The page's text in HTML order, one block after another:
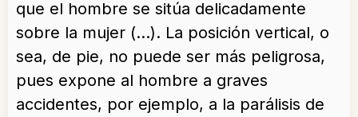
que el hombre se sitúa delicadamente
sobre la mujer (…). La posición vertical, o
sea, de pie, no puede ser más peligrosa,
pues expone al hombre a graves
accidentes, por ejemplo, a la parálisis de